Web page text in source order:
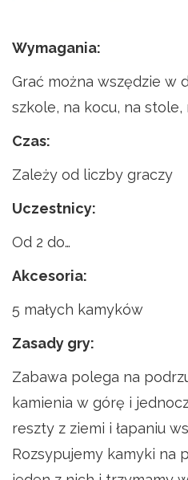
Wymagania:
Grać można wszędzie w
szkole, na kocu, na stole,
Czas:
Zależy od liczby graczy
Uczestnicy:
Od 2 do…
Akcesoria:
5 małych kamyków
Zasady gry:
Zabawa polega na
kamienia w górę i
reszty z ziemi i łapaniu
Rozsypujemy kamyki na